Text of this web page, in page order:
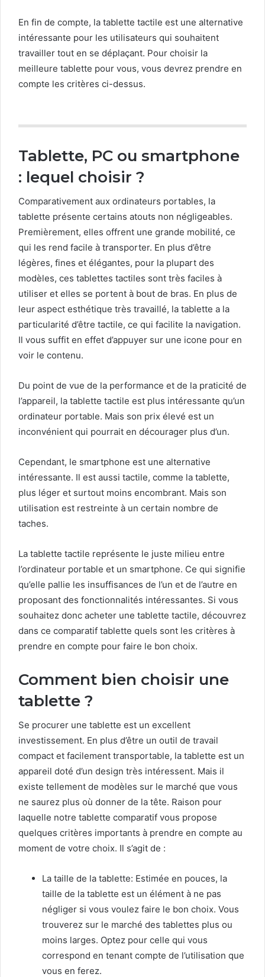
En fin de compte, la tablette tactile est une alternative
intéressante pour les utilisateurs qui souhaitent
travailler tout en se déplaçant. Pour choisir la
meilleure tablette pour vous, vous devrez prendre en
compte les critères ci-dessus.
Tablette, PC ou smartphone
: lequel choisir ?
Comparativement aux ordinateurs portables, la
tablette présente certains atouts non négligeables.
Premièrement, elles offrent une grande mobilité, ce
qui les rend facile à transporter. En plus d’être
légères, fines et élégantes, pour la plupart des
modèles, ces tablettes tactiles sont très faciles à
utiliser et elles se portent à bout de bras. En plus de
leur aspect esthétique très travaillé, la tablette a la
particularité d’être tactile, ce qui facilite la navigation.
Il vous suffit en effet d’appuyer sur une icone pour en
voir le contenu.
Du point de vue de la performance et de la praticité de
l’appareil, la tablette tactile est plus intéressante qu’un
ordinateur portable. Mais son prix élevé est un
inconvénient qui pourrait en décourager plus d’un.
Cependant, le smartphone est une alternative
intéressante. Il est aussi tactile, comme la tablette,
plus léger et surtout moins encombrant. Mais son
utilisation est restreinte à un certain nombre de
taches.
La tablette tactile représente le juste milieu entre
l’ordinateur portable et un smartphone. Ce qui signifie
qu’elle pallie les insuffisances de l’un et de l’autre en
proposant des fonctionnalités intéressantes. Si vous
souhaitez donc acheter une tablette tactile, découvrez
dans ce comparatif tablette quels sont les critères à
prendre en compte pour faire le bon choix.
Comment bien choisir une
tablette ?
Se procurer une tablette est un excellent
investissement. En plus d’être un outil de travail
compact et facilement transportable, la tablette est un
appareil doté d’un design très intéressent. Mais il
existe tellement de modèles sur le marché que vous
ne saurez plus où donner de la tête. Raison pour
laquelle notre tablette comparatif vous propose
quelques critères importants à prendre en compte au
moment de votre choix. Il s’agit de :
La taille de la tablette: Estimée en pouces, la
taille de la tablette est un élément à ne pas
négliger si vous voulez faire le bon choix. Vous
trouverez sur le marché des tablettes plus ou
moins larges. Optez pour celle qui vous
correspond en tenant compte de l’utilisation que
vous en ferez.